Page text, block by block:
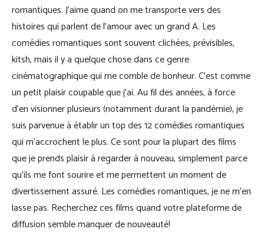
romantiques. J’aime quand on me transporte vers des
histoires qui parlent de l’amour avec un grand A. Les
comédies romantiques sont souvent clichées, prévisibles,
kitsh, mais il y a quelque chose dans ce genre
cinématographique qui me comble de bonheur. C’est comme
un petit plaisir coupable que j’ai. Au fil des années, à force
d’en visionner plusieurs (notamment durant la pandémie), je
suis parvenue à établir un top des 12 comédies romantiques
qui m’accrochent le plus. Ce sont pour la plupart des films
que je prends plaisir à regarder à nouveau, simplement parce
qu’ils me font sourire et me permettent un moment de
divertissement assuré. Les comédies romantiques, je ne m’en
lasse pas. Recherchez ces films quand votre plateforme de
diffusion semble manquer de nouveauté!